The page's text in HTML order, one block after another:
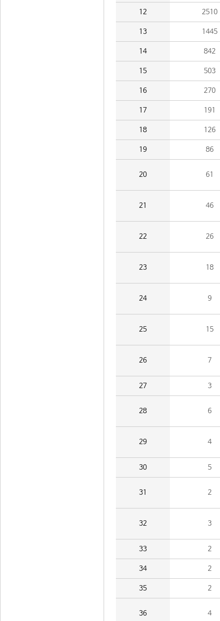
12 2510
13 1445
14 842
15 503
16 270
17 191
18 126
19 86
20 61
21 46
22 26
23 18
24 9
25 15
26 7
27 3
28 6
29 4
30 5
31 2
32 3
33 2
34 2
35 2
36 4